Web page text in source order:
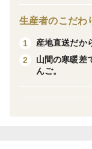
産地の特徴
南八甲田の麓の
の寒暖差で、実
れる地域です。
生産者のこだわ
1
産地直送だか
2
山間の寒暖差
んご。